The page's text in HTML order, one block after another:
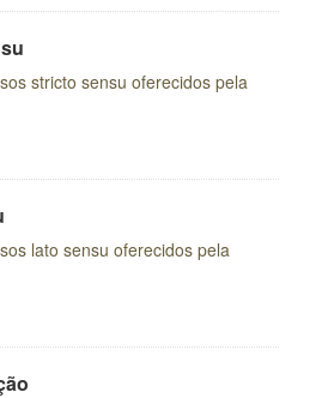
stricto sensu oferecidos pela
lato sensu oferecidos pela